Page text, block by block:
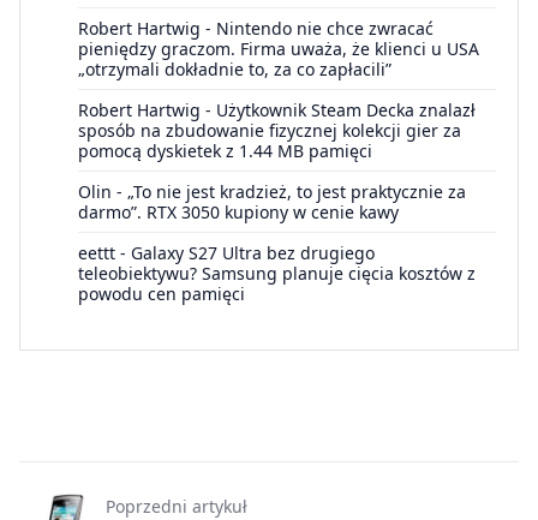
Robert Hartwig - Nintendo nie chce zwracać
pieniędzy graczom. Firma uważa, że klienci u USA
„otrzymali dokładnie to, za co zapłacili”
Robert Hartwig - Użytkownik Steam Decka znalazł
sposób na zbudowanie fizycznej kolekcji gier za
pomocą dyskietek z 1.44 MB pamięci
Olin - „To nie jest kradzież, to jest praktycznie za
darmo”. RTX 3050 kupiony w cenie kawy
eettt - Galaxy S27 Ultra bez drugiego
teleobiektywu? Samsung planuje cięcia kosztów z
powodu cen pamięci
Poprzedni artykuł